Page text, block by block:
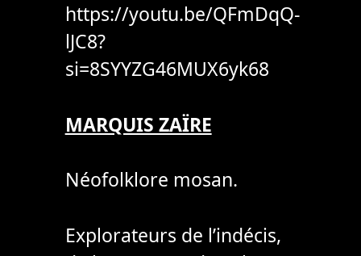
https://youtu.be/QFmDqQ-
lJC8?
si=8SYYZG46MUX6yk68
MARQUIS ZAÏRE
Néofolklore mosan.
Explorateurs de l’indécis,